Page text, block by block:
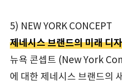
5) NEW YORK CONCEPT
제네시스 브랜드의 미래 디
뉴욕 콘셉트 (New York
에 대한 제네시스 브랜드의